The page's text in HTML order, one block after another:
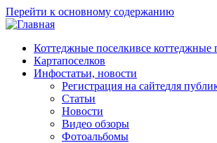
Перейти к основному содержанию
Коттеджные поселкивсе коттеджные
Картапоселков
Инфостатьи, новости
Регистрация на сайтедля
Статьи
Новости
Видео обзоры
Фотоальбомы